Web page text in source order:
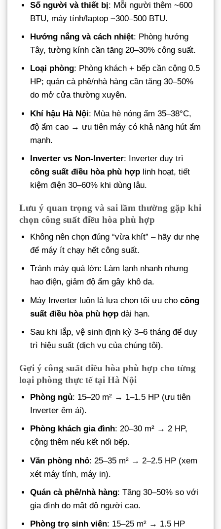
Số người và thiết bị: Mỗi người thêm ~600
BTU, máy tính/laptop ~300–500 BTU.
Hướng nắng và cách nhiệt: Phòng hướng
Tây, tường kính cần tăng 20–30% công suất.
Loại phòng: Phòng khách + bếp cần cộng 0.5
HP; quán cà phê/nhà hàng cần tăng 30–50%
do mở cửa thường xuyên.
Khí hậu Hà Nội: Mùa hè nóng ẩm 35–38°C,
độ ẩm cao → ưu tiên máy có khả năng hút ẩm
mạnh.
Inverter vs Non-Inverter: Inverter duy trì
công suất điều hòa phù hợp linh hoạt, tiết
kiệm điện 30–60% khi dùng lâu.
Lưu ý quan trọng và sai lầm thường gặp khi
chọn công suất điều hòa phù hợp
Không nên chọn đúng “vừa khít” – hãy dư nhẹ
để máy ít chạy hết công suất.
Tránh máy quá lớn: Làm lạnh nhanh nhưng
hao điện, giảm độ ẩm gây khô da.
Máy Inverter luôn là lựa chọn tối ưu chocông
suất điều hòa phù hợp dài hạn.
Sau khi lắp, vệ sinh định kỳ 3–6 tháng để duy
trì hiệu suất (dịch vụ của chúng tôi).
Gợi ý công suất điều hòa phù hợp cho từng
loại phòng thực tế tại Hà Nội
Phòng ngủ: 15–20 m² → 1–1.5 HP (ưu tiên
Inverter êm ái).
Phòng khách gia đình: 20–30 m² → 2 HP,
cộng thêm nếu kết nối bếp.
Văn phòng nhỏ: 25–35 m² → 2–2.5 HP (xem
xét máy tính, máy in).
Quán cà phê/nhà hàng: Tăng 30–50% so với
gia đình do mật độ người cao.
Phòng trọ sinh viên: 15–25 m² → 1.5 HP